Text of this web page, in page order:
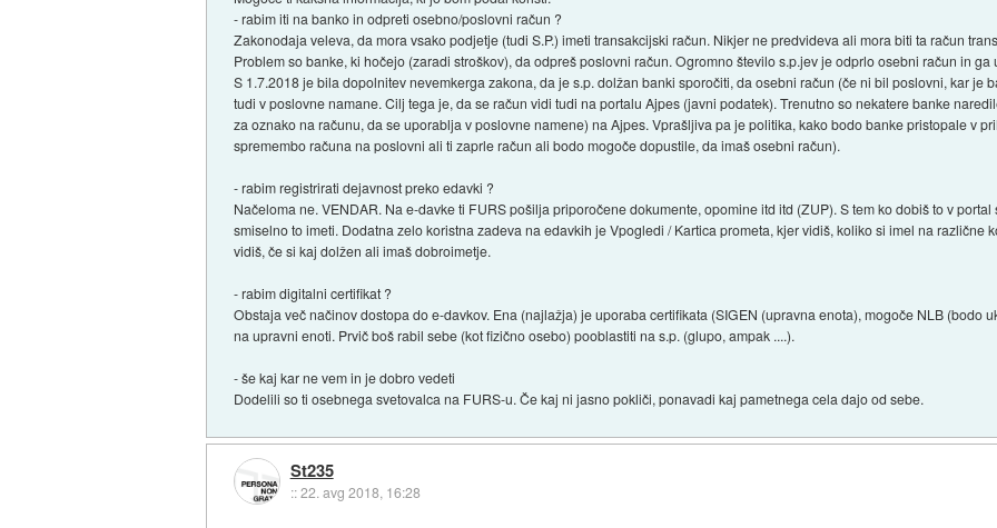
- rabim iti na banko in odpreti osebno/poslovni račun ?
Zakonodaja veleva, da mora vsako podjetje (tudi S.P.) imeti transakcijski račun. Nikjer ne predvideva ali mora biti ta račun
Problem so banke, ki hočejo (zaradi stroškov), da odpreš poslovni račun. Ogromno število s.p.jev je odprlo osebni račun in
S 1.7.2018 je bila dopolnitev nevemkerga zakona, da je s.p. dolžan banki sporočiti, da osebni račun (če ni bil poslovni, kar je
tudi v poslovne namane. Cilj tega je, da se račun vidi tudi na portalu Ajpes (javni podatek). Trenutno so nekatere banke
za oznako na računu, da se uporablja v poslovne namene) na Ajpes. Vprašljiva pa je politika, kako bodo banke pristopale v
spremembo računa na poslovni ali ti zaprle račun ali bodo mogoče dopustile, da imaš osebni račun).
- rabim registrirati dejavnost preko edavki ?
Načeloma ne. VENDAR. Na e-davke ti FURS pošilja priporočene dokumente, opomine itd itd (ZUP). S tem ko dobiš to v
smiselno to imeti. Dodatna zelo koristna zadeva na edavkih je Vpogledi / Kartica prometa, kjer vidiš, koliko si imel na različne
vidiš, če si kaj dolžen ali imaš dobroimetje.
- rabim digitalni certifikat ?
Obstaja več načinov dostopa do e-davkov. Ena (najlažja) je uporaba certifikata (SIGEN (upravna enota), mogoče NLB (bodo
na upravni enoti. Prvič boš rabil sebe (kot fizično osebo) pooblastiti na s.p. (glupo, ampak ....).
- še kaj kar ne vem in je dobro vedeti
Dodelili so ti osebnega svetovalca na FURS-u. Če kaj ni jasno pokliči, ponavadi kaj pametnega cela dajo od sebe.
St235
::22. avg 2018, 16:28